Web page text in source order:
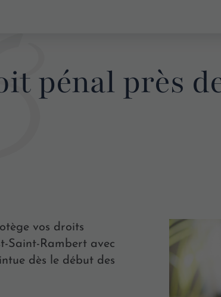
pénal près
vos droits
Saint-Rambert avec
dès le début des